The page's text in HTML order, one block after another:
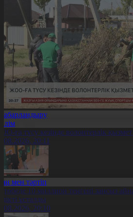
ға түсу кезінде волонтерлік қызмет
20:11
мен тәртіп
10 миллион теңгені заңсыз
ұсталды
20:10